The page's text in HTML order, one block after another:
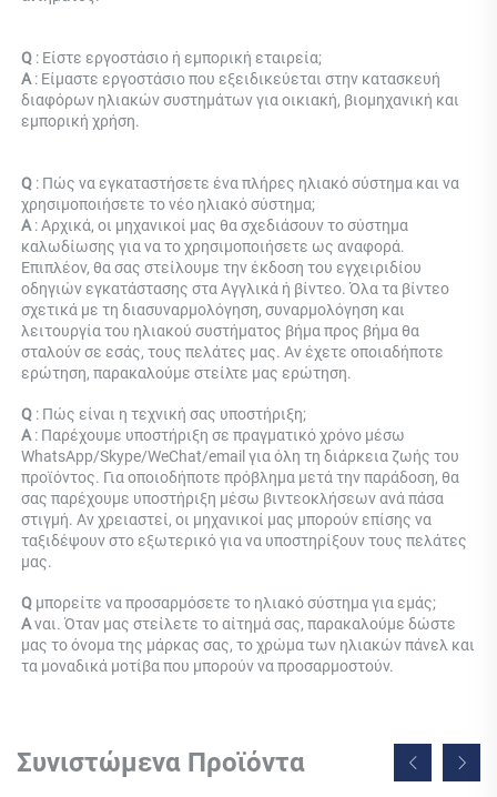
Q : Είστε εργοστάσιο ή εμπορική εταιρεία;
Α : Είμαστε εργοστάσιο που εξειδικεύεται στην κατασκευή
διαφόρων ηλιακών συστημάτων για οικιακή, βιομηχανική και
εμπορική χρήση.
Q : Πώς να εγκαταστήσετε ένα πλήρες ηλιακό σύστημα και να
χρησιμοποιήσετε το νέο ηλιακό σύστημα;
Α : Αρχικά, οι μηχανικοί μας θα σχεδιάσουν το σύστημα
καλωδίωσης για να το χρησιμοποιήσετε ως αναφορά.
Επιπλέον, θα σας στείλουμε την έκδοση του εγχειριδίου
οδηγιών εγκατάστασης στα Αγγλικά ή βίντεο. Όλα τα βίντεο
σχετικά με τη διασυναρμολόγηση, συναρμολόγηση και
λειτουργία του ηλιακού συστήματος βήμα προς βήμα θα
σταλούν σε εσάς, τους πελάτες μας. Αν έχετε οποιαδήποτε
ερώτηση, παρακαλούμε στείλτε μας ερώτηση.
Q : Πώς είναι η τεχνική σας υποστήριξη;
Α : Παρέχουμε υποστήριξη σε πραγματικό χρόνο μέσω
WhatsApp/Skype/WeChat/email για όλη τη διάρκεια ζωής του
προϊόντος. Για οποιοδήποτε πρόβλημα μετά την παράδοση, θα
σας παρέχουμε υποστήριξη μέσω βιντεοκλήσεων ανά πάσα
στιγμή. Αν χρειαστεί, οι μηχανικοί μας μπορούν επίσης να
ταξιδέψουν στο εξωτερικό για να υποστηρίξουν τους πελάτες
μας.
Q μπορείτε να προσαρμόσετε το ηλιακό σύστημα για εμάς;
Α ναι. Όταν μας στείλετε το αίτημά σας, παρακαλούμε δώστε
μας το όνομα της μάρκας σας, το χρώμα των ηλιακών πάνελ και
τα μοναδικά μοτίβα που μπορούν να προσαρμοστούν.
Συνιστώμενα Προϊόντα